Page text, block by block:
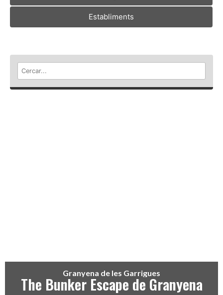
Establiments
Granyena de les Garrigues
The Bunker Escape de Granyena